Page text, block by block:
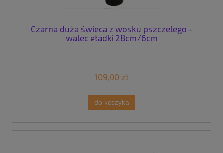
Czarna duża świeca z wosku pszczelego -
walec gładki 28cm/6cm
109,00 zł
do koszyka